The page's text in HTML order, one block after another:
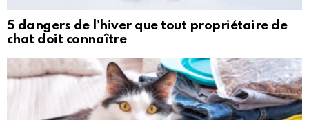
5 dangers de l’hiver que tout propriétaire de
chat doit connaître